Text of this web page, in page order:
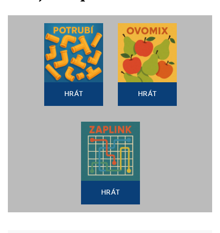
HRÁT HRÁT
HRÁT